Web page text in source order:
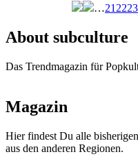
…21 2223
About subculture
Das Trendmagazin für
Magazin
Hier findest Du alle
aus den anderen Regionen.